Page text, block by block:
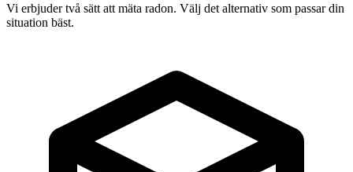
Vi erbjuder två sätt att mäta radon. Välj det alternativ som passar din
situation bäst.